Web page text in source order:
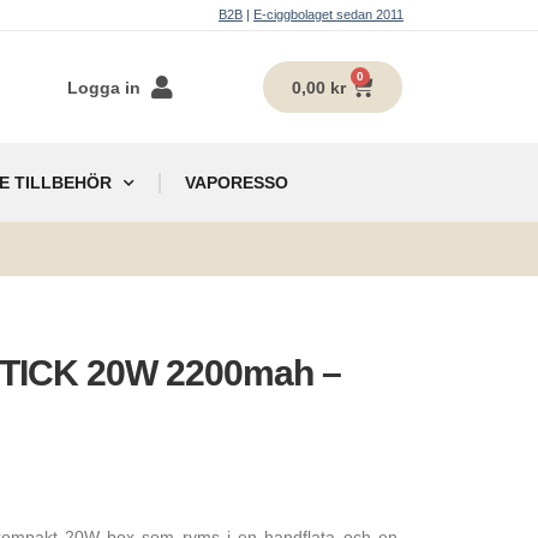
B2B | E-ciggbolaget sedan 2011
Logga in 0,00 kr
0
TILLBEHÖR VAPORESSO
20W 2200mah –